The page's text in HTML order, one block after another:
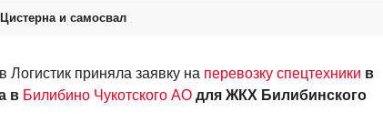
Цистерна и самосвал
приняла заявку на перевозку спецтехники в
в Билибино Чукотского АО для ЖКХ Билибинского